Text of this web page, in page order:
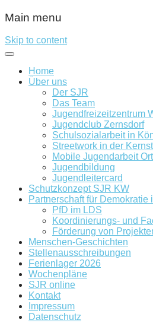
Main menu
Skip to content
Home
Über uns
Der SJR
Das Team
Jugendfreizeitzentrum
Jugendclub Zernsdorf
Schulsozialarbeit in
Streetwork in der
Mobile Jugendarbeit
Jugendbildung
Jugendleitercard
Schutzkonzept SJR KW
Partnerschaft für Demokratie
PfD im LDS
Koordinierungs- und
Förderung von
Menschen-Geschichten
Stellenausschreibungen
Ferienlager 2026
Wochenpläne
SJR online
Kontakt
Impressum
Datenschutz